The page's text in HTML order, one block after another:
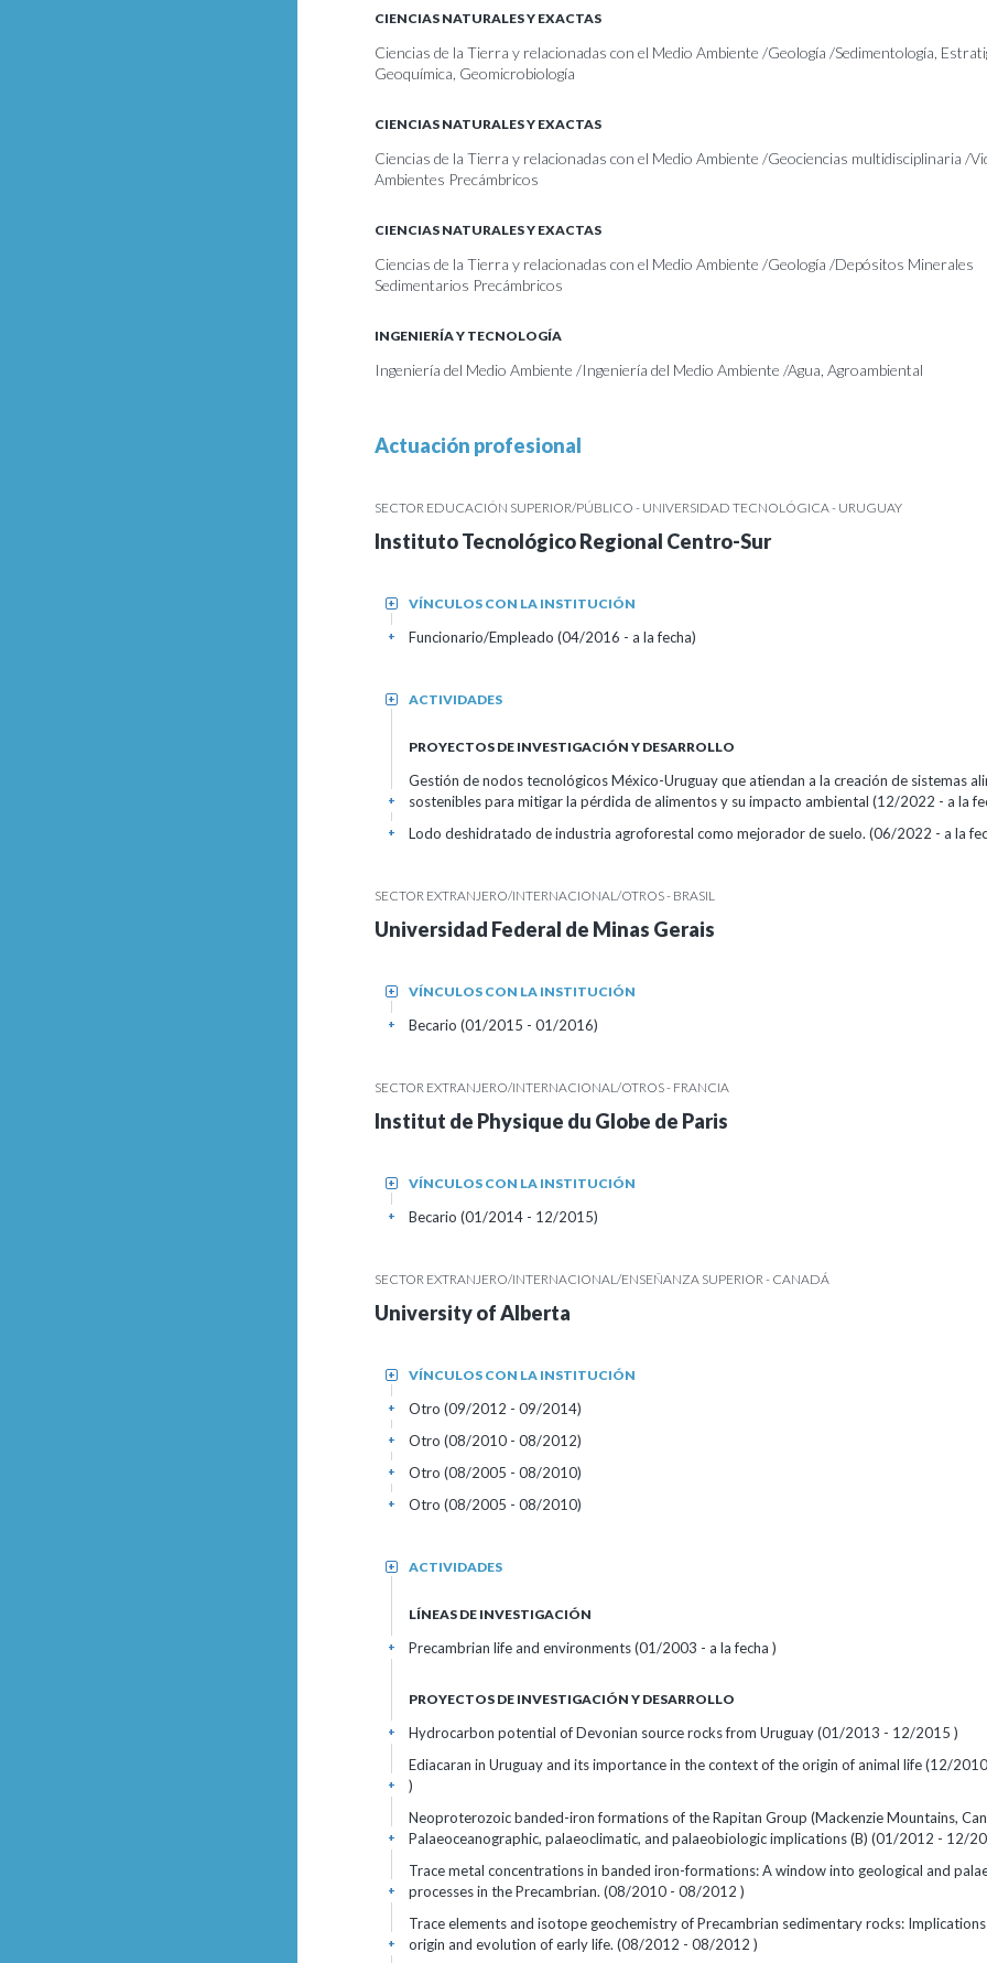
CIENCIAS NATURALES Y EXACTAS
Ciencias de la Tierra y relacionadas con el Medio Ambiente /Geología /Sedimentología,
Geoquímica, Geomicrobiología
CIENCIAS NATURALES Y EXACTAS
Ciencias de la Tierra y relacionadas con el Medio Ambiente /Geociencias multidisciplinaria /
Ambientes Precámbricos
CIENCIAS NATURALES Y EXACTAS
Ciencias de la Tierra y relacionadas con el Medio Ambiente /Geología /Depósitos Minerales
Sedimentarios Precámbricos
INGENIERÍA Y TECNOLOGÍA
Ingeniería del Medio Ambiente /Ingeniería del Medio Ambiente /Agua, Agroambiental
Actuación profesional
SECTOR EDUCACIÓN SUPERIOR/PÚBLICO - UNIVERSIDAD TECNOLÓGICA - URUGUAY
Instituto Tecnológico Regional Centro-Sur
VÍNCULOS CON LA INSTITUCIÓN
+
Funcionario/Empleado (04/2016 - a la fecha)
+
ACTIVIDADES
+
PROYECTOS DE INVESTIGACIÓN Y DESARROLLO
Gestión de nodos tecnológicos México-Uruguay que atiendan a la creación de sistemas
sostenibles para mitigar la pérdida de alimentos y su impacto ambiental (12/2022 - a la
+
Lodo deshidratado de industria agroforestal como mejorador de suelo. (06/2022 - a la
+
SECTOR EXTRANJERO/INTERNACIONAL/OTROS - BRASIL
Universidad Federal de Minas Gerais
VÍNCULOS CON LA INSTITUCIÓN
+
Becario (01/2015 - 01/2016)
+
SECTOR EXTRANJERO/INTERNACIONAL/OTROS - FRANCIA
Institut de Physique du Globe de Paris
VÍNCULOS CON LA INSTITUCIÓN
+
Becario (01/2014 - 12/2015)
+
SECTOR EXTRANJERO/INTERNACIONAL/ENSEÑANZA SUPERIOR - CANADÁ
University of Alberta
VÍNCULOS CON LA INSTITUCIÓN
+
Otro (09/2012 - 09/2014)
+
Otro (08/2010 - 08/2012)
+
Otro (08/2005 - 08/2010)
+
Otro (08/2005 - 08/2010)
+
ACTIVIDADES
+
LÍNEAS DE INVESTIGACIÓN
Precambrian life and environments (01/2003 - a la fecha )
+
PROYECTOS DE INVESTIGACIÓN Y DESARROLLO
Hydrocarbon potential of Devonian source rocks from Uruguay (01/2013 - 12/2015 )
+
Ediacaran in Uruguay and its importance in the context of the origin of animal life (12/
)
+
Neoproterozoic banded-iron formations of the Rapitan Group (Mackenzie Mountains,
Palaeoceanographic, palaeoclimatic, and palaeobiologic implications (B) (01/2012 - 12/
+
Trace metal concentrations in banded iron-formations: A window into geological and
processes in the Precambrian. (08/2010 - 08/2012 )
+
Trace elements and isotope geochemistry of Precambrian sedimentary rocks:
origin and evolution of early life. (08/2012 - 08/2012 )
+